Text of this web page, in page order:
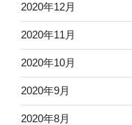
2020年12月
2020年11月
2020年10月
2020年9月
2020年8月